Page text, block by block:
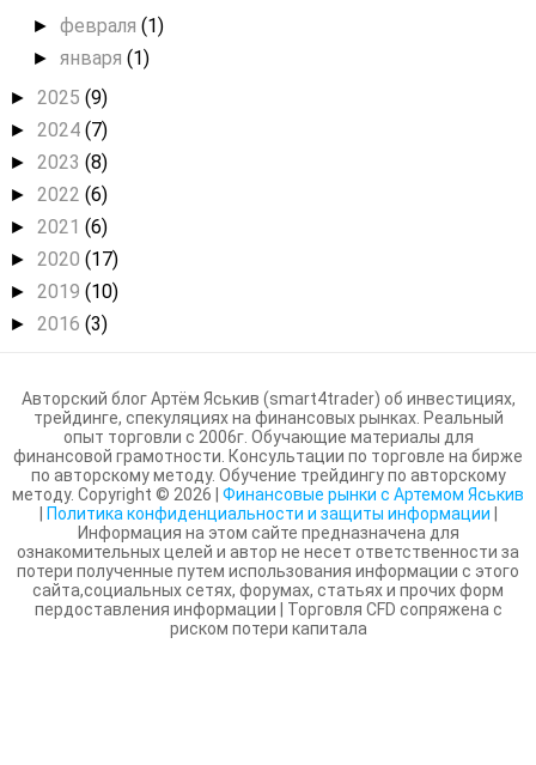
►февраля(1)
►января(1)
► 2025 (9)
► 2024 (7)
► 2023 (8)
► 2022 (6)
► 2021 (6)
► 2020 (17)
► 2019 (10)
► 2016 (3)
Авторский блог Артём Яськив (smart4trader) об инвестициях,
трейдинге, спекуляциях на финансовых рынках. Реальный
опыт торговли с 2006г. Обучающие материалы для
финансовой грамотности. Консультации по торговле на бирже
по авторскому методу. Обучение трейдингу по авторскому
методу. Copyright © 2026
Финансовые рынки с Артемом Яськив
Политика конфиденциальности и защиты информации
Информация на этом сайте предназначена для
ознакомительных целей и автор не несет ответственности за
потери полученные путем использования информации с этого
сайта,социальных сетях, форумах, статьях и прочих форм
пердоставления информации | Торговля CFD сопряжена с
риском потери капитала